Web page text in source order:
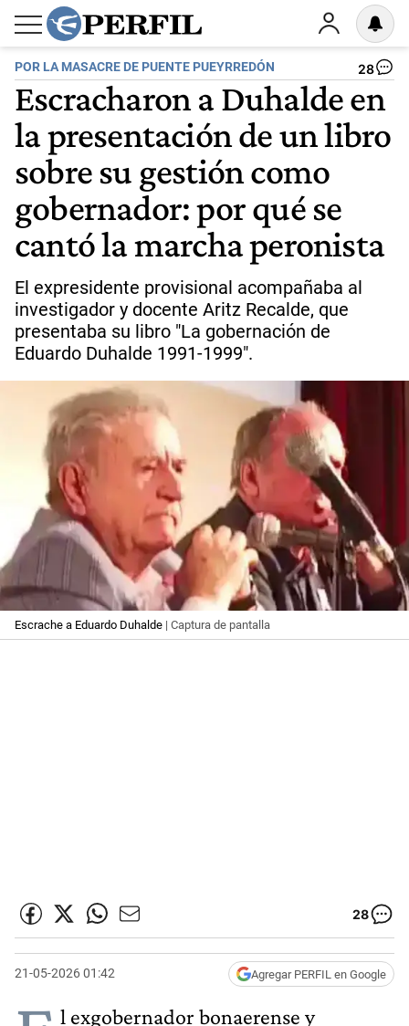
POR LA MASACRE DE PUENTE PUEYRREDÓN 28
Escracharon a Duhalde en
la presentación de un libro
sobre su gestión como
gobernador: por qué se
cantó la marcha peronista
El expresidente provisional acompañaba al
investigador y docente Aritz Recalde, que
presentaba su libro "La gobernación de
Eduardo Duhalde 1991-1999".
Escrache a Eduardo Duhalde | Captura de pantalla
28
21-05-2026 01:42 Agregar PERFIL en Google
l exgobernador bonaerense y